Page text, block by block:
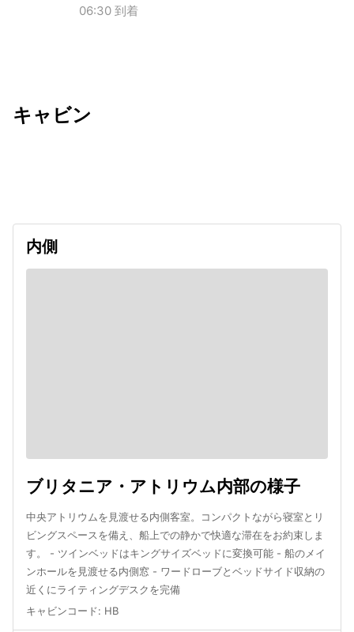
06:30 到着
キャビン
内側
ブリタニア・アトリウム内部の様子
中央アトリウムを見渡せる内側客室。コンパクトながら寝室とリ
ビングスペースを備え、船上での静かで快適な滞在をお約束しま
す。 - ツインベッドはキングサイズベッドに変換可能 - 船のメイ
ンホールを見渡せる内側窓 - ワードローブとベッドサイド収納の
近くにライティングデスクを完備
キャビンコード: HB